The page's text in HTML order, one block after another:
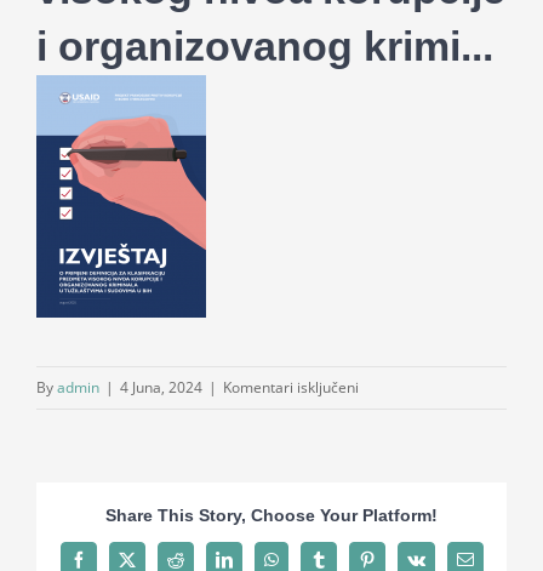
i organizovanog krimi...
Byadmin | 4 Juna, 2024 | Komentari isključeni
klasifikaciju
Share This Story, Choose Your Platform!
Facebook
X Reddit LinkedInWhatsAppTumblrPinterest
Vk Email